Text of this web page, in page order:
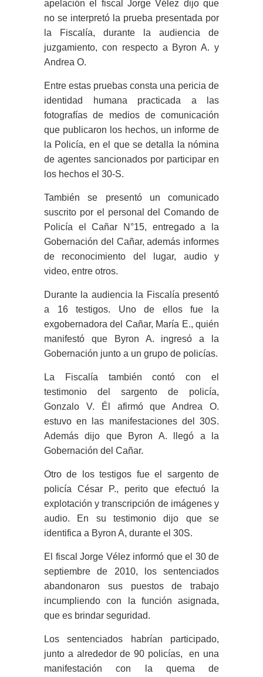
apelación el fiscal Jorge Vélez dijo que
no se interpretó la prueba presentada por
la Fiscalía, durante la audiencia de
juzgamiento, con respecto a Byron A. y
Andrea O.
Entre estas pruebas consta una pericia de
identidad humana practicada a las
fotografías de medios de comunicación
que publicaron los hechos, un informe de
la Policía, en el que se detalla la nómina
de agentes sancionados por participar en
los hechos el 30-S.
También se presentó un comunicado
suscrito por el personal del Comando de
Policía el Cañar N°15, entregado a la
Gobernación del Cañar, además informes
de reconocimiento del lugar, audio y
video, entre otros.
Durante la audiencia la Fiscalía presentó
a 16 testigos. Uno de ellos fue la
exgobernadora del Cañar, María E., quién
manifestó que Byron A. ingresó a la
Gobernación junto a un grupo de policías.
La Fiscalía también contó con el
testimonio del sargento de policía,
Gonzalo V. Él afirmó que Andrea O.
estuvo en las manifestaciones del 30S.
Además dijo que Byron A. llegó a la
Gobernación del Cañar.
Otro de los testigos fue el sargento de
policía César P., perito que efectuó la
explotación y transcripción de imágenes y
audio. En su testimonio dijo que se
identifica a Byron A, durante el 30S.
El fiscal Jorge Vélez informó que el 30 de
septiembre de 2010, los sentenciados
abandonaron sus puestos de trabajo
incumpliendo con la función asignada,
que es brindar seguridad.
Los sentenciados habrían participado,
junto a alrededor de 90 policías, en una
manifestación con la quema de